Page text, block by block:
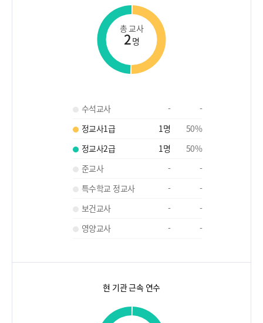
총 교사
2명
수석교사 -
-
정교사1급
1명 50%
정교사2급
1명 50%
준교사
-
-
특수학교 정교사
-
-
보건교사
-
-
영양교사
- -
현 기관 근속 연수